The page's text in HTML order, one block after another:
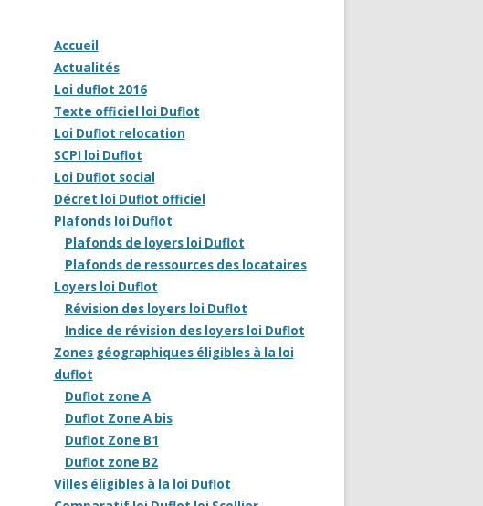
Accueil
Actualités
Loi duflot 2016
Texte officiel loi Duflot
Loi Duflot relocation
SCPI loi Duflot
Loi Duflot social
Décret loi Duflot officiel
Plafonds loi Duflot
Plafonds de loyers loi Duflot
Plafonds de ressources des locataires
Loyers loi Duflot
Révision des loyers loi Duflot
Indice de révision des loyers loi Duflot
Zones géographiques éligibles à la loi
duflot
Duflot zone A
Duflot Zone A bis
Duflot Zone B1
Duflot zone B2
Villes éligibles à la loi Duflot